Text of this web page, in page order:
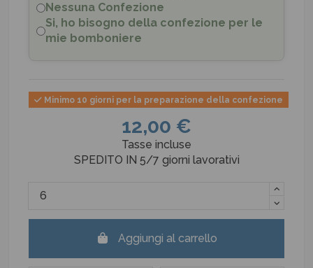
Nessuna Confezione
Si, ho bisogno della confezione per le
mie bomboniere
Minimo 10 giorni per la preparazione della confezione
12,00 €
Tasse incluse
SPEDITO IN 5/7 giorni lavorativi
Aggiungi al carrello